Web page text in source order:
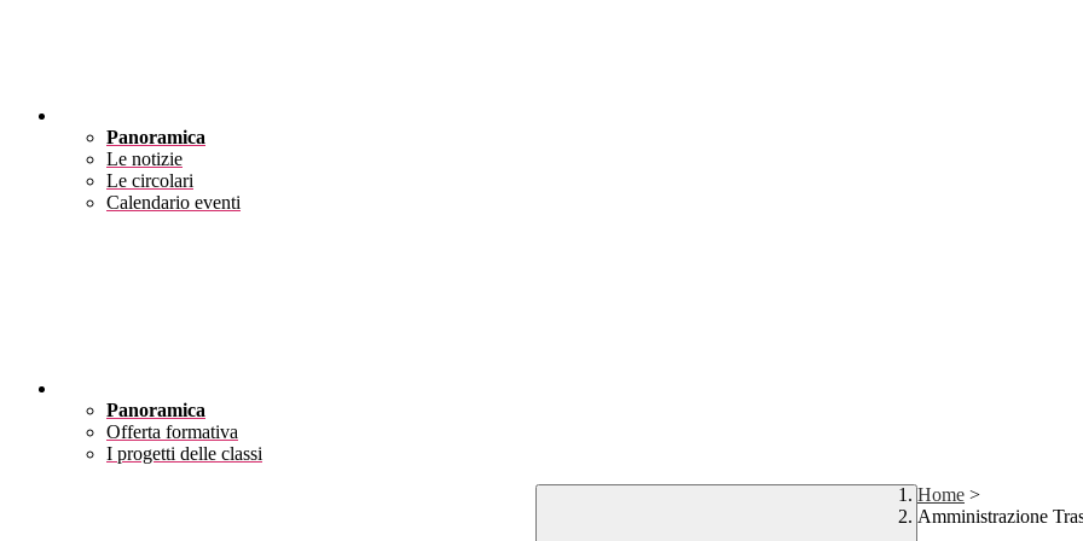
Panoramica
Le notizie
Le circolari
Calendario eventi
Panoramica
Offerta formativa
I progetti delle classi
Home >
Amministrazione